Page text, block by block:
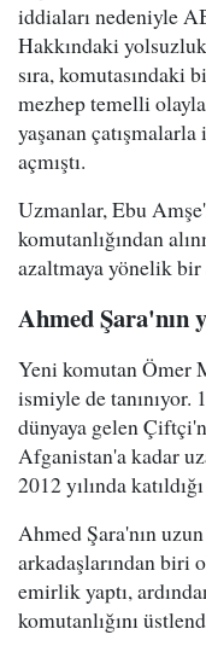
iddiaları nedeniyle
Hakkındaki
sıra, komutasındaki
mezhep temelli
yaşanan
açmıştı.
Uzmanlar, Ebu
komutanlığından
azaltmaya yönelik
Ahmed Şara'nın
Yeni komutan Ömer
ismiyle de tanınıyor.
dünyaya gelen
Afganistan'a kadar
2012 yılında
Ahmed Şara'nın
arkadaşlarından biri
emirlik yaptı,
komutanlığını